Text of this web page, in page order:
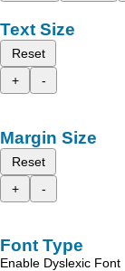
Text Size
Reset
+
-
Margin Size
Reset
+
-
Font Type
Enable Dyslexic Font